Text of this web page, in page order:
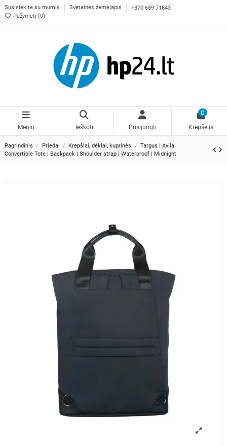
Susisiekite su mumis Svetainės žemėlapis
+370 659 71643
Pažymėti (0)
Meniu Ieškoti Prisijungti
0
Krepšelis
Pagrindinis Priedai Krepšiai, dėklai, kuprinės
Targus | Avila
Convertible Tote | Backpack | Shoulder strap | Waterproof | Midnight